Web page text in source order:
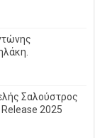
Σαλούστρος
2025